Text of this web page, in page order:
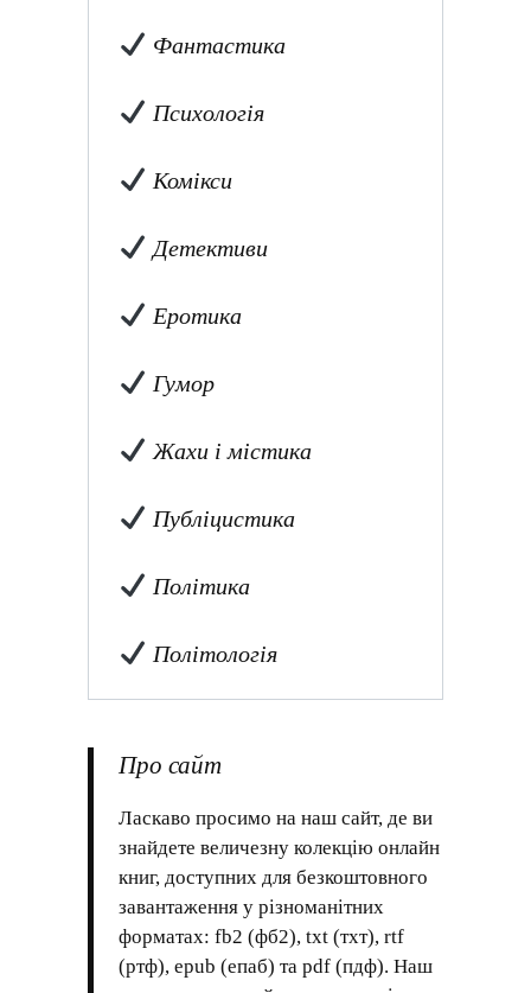
Фантастика
Психологія
Комікси
Детективи
Еротика
Гумор
Жахи і містика
Публіцистика
Політика
Політологія
Про сайт
Ласкаво просимо на наш сайт, де ви
знайдете величезну колекцію онлайн
книг, доступних для безкоштовного
завантаження у різноманітних
форматах: fb2 (фб2), txt (тхт), rtf
(ртф), epub (епаб) та pdf (пдф). Наш